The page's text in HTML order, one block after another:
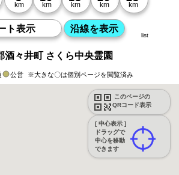
酒々井町 さくら中央霊園
公営 ※大きな〇は個別ページを閲覧済み
このページの
QRコード表示
[ 中心表示 ]
ドラッグで
中心を移動
できます
list